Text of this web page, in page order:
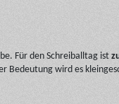
Für den Schreiballtag ist
Bedeutung wird es